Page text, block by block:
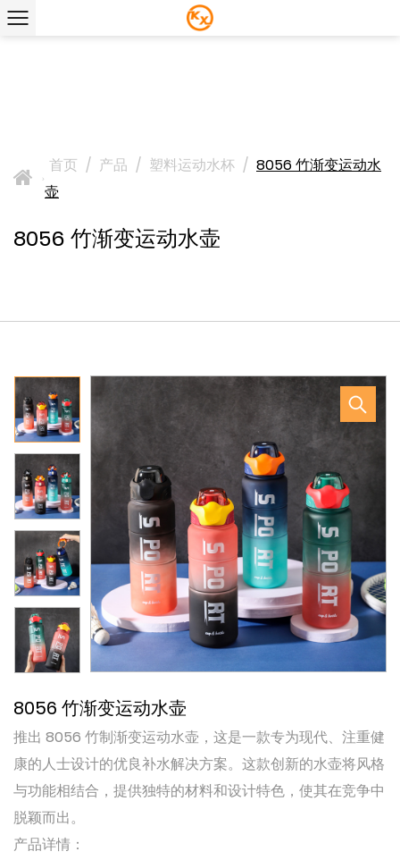
>
首页 / 产品 / 塑料运动水杯 / 8056 竹渐变运动水
壶
8056 竹渐变运动水壶
8056 竹渐变运动水壶
推出 8056 竹制渐变运动水壶，这是一款专为现代、注重健
康的人士设计的优良补水解决方案。这款创新的水壶将风格
与功能相结合，提供独特的材料和设计特色，使其在竞争中
脱颖而出。
产品详情：